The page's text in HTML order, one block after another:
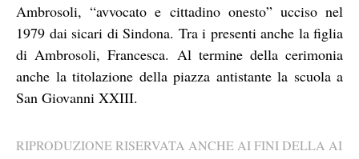
Ambrosoli, “avvocato e cittadino onesto” ucciso nel
1979 dai sicari di Sindona. Tra i presenti anche la figlia
di Ambrosoli, Francesca. Al termine della cerimonia
anche la titolazione della piazza antistante la scuola a
San Giovanni XXIII.
RIPRODUZIONE RISERVATA ANCHE AI FINI DELLA AI